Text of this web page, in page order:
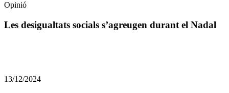
Opinió
Les desigualtats socials s’agreugen durant el Nadal
en
13/12/2024